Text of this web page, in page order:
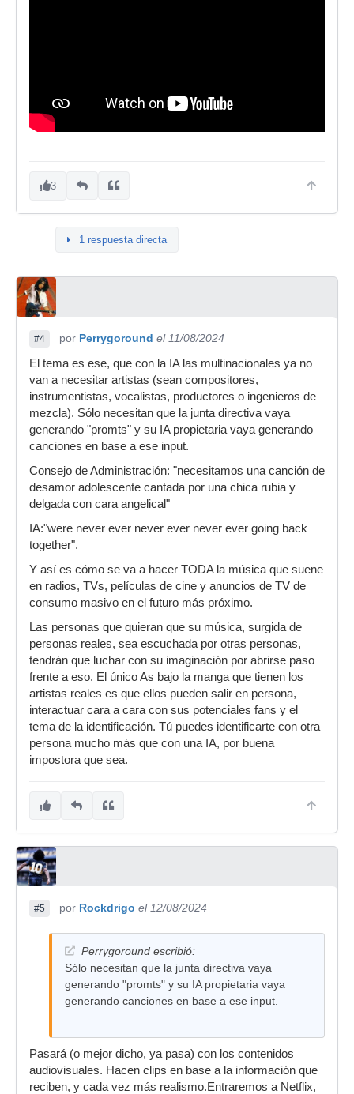
3
1 respuesta directa
#4 por Perrygoround el 11/08/2024
El tema es ese, que con la IA las multinacionales ya no
van a necesitar artistas (sean compositores,
instrumentistas, vocalistas, productores o ingenieros de
mezcla). Sólo necesitan que la junta directiva vaya
generando "promts" y su IA propietaria vaya generando
canciones en base a ese input.
Consejo de Administración: "necesitamos una canción de
desamor adolescente cantada por una chica rubia y
delgada con cara angelical"
IA:"were never ever never ever never ever going back
together".
Y así es cómo se va a hacer TODA la música que suene
en radios, TVs, películas de cine y anuncios de TV de
consumo masivo en el futuro más próximo.
Las personas que quieran que su música, surgida de
personas reales, sea escuchada por otras personas,
tendrán que luchar con su imaginación por abrirse paso
frente a eso. El único As bajo la manga que tienen los
artistas reales es que ellos pueden salir en persona,
interactuar cara a cara con sus potenciales fans y el
tema de la identificación. Tú puedes identificarte con otra
persona mucho más que con una IA, por buena
impostora que sea.
#5 por Rockdrigo el 12/08/2024
Perrygoround escribió:
Sólo necesitan que la junta directiva vaya
generando "promts" y su IA propietaria vaya
generando canciones en base a ese input.
Pasará (o mejor dicho, ya pasa) con los contenidos
audiovisuales. Hacen clips en base a la información que
reciben, y cada vez más realismo.Entraremos a Netflix,